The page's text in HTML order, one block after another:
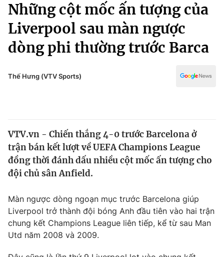
Chuyên mục
Chính trị
Thế giới
Tin tức
Câu chuyện quốc tế
Kinh tế
Tài chính
Thị trường
Góc doanh nghiệp
Dữ liệu và đời sống
Truyền hình
Pháp luật
Kinh tế
Thể thao
Truyền hình
Văn hóa - Giải trí
Đời sống
Những cột mốc ấn tượng của
Liverpool sau màn ngược
dòng phi thường trước Barca
Thế Hưng (VTV Sports)
VTV.vn - Chiến thắng 4-0 trước Barcelona ở
trận bán kết lượt về UEFA Champions League
đồng thời đánh dấu nhiều cột mốc ấn tượng cho
đội chủ sân Anfield.
Màn ngược dòng ngoạn mục trước Barcelona giúp
Liverpool trở thành đội bóng Anh đầu tiên vào hai trận
chung kết Champions League liên tiếp, kể từ sau Man
Utd năm 2008 và 2009.